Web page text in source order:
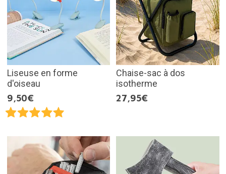
Liseuse en forme
d'oiseau
9,50€
Chaise-sac à dos
isotherme
27,95€